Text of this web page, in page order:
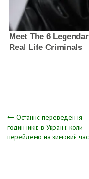
Навігація
записів
Останнє переведення
годинників в Україні: коли
перейдемо на зимовий час